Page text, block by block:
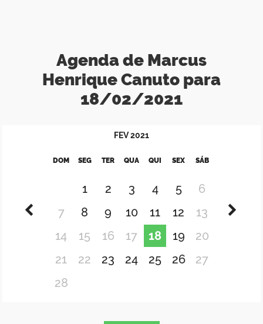
Agenda de Marcus
Henrique Canuto para
18/02/2021
FEV2021
DOM SEG TER QUA QUI SEX SÁB
1 2 3 4 5
6
7
8 9 10 11 12
13
14
15 16 17 18 19
20
21
22 23 24 25 26
27
28